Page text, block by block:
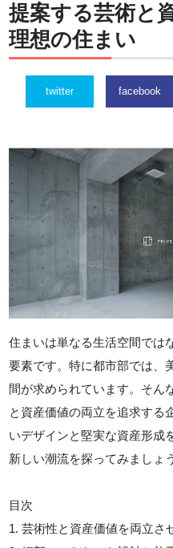
提案する芸術と
理想の住まい
twitter facebook
住まいは単なる生活空間では
要素です。特に都市部では、
間が求められています。そん
と資産価値の両立を追求する
いデザインと堅実な資産形成
新しい潮流を探ってみましょ
目次
1. 芸術性と資産価値を両立さ